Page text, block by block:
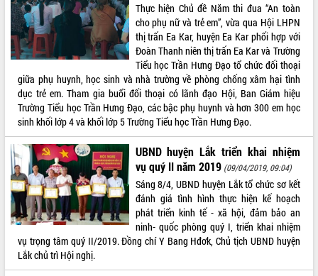
VIDEO
Không có file video nào để phát.
ALBUM ẢNH
Thực hiện Chủ đề Năm thi đua “An toàn
cho phụ nữ và trẻ em”, vừa qua Hội LHPN
thị trấn Ea Kar, huyện Ea Kar phối hợp với
Đoàn Thanh niên thị trấn Ea Kar và Trường
Tiểu học Trần Hưng Đạo tổ chức đối thoại
giữa phụ huynh, học sinh và nhà trường về phòng chống xâm hại tình
dục trẻ em. Tham gia buổi đối thoại có lãnh đạo Hội, Ban Giám hiệu
Trường Tiểu học Trần Hưng Đạo, các bậc phụ huynh và hơn 300 em học
sinh khối lớp 4 và khối lớp 5 Trường Tiểu học Trần Hưng Đạo.
UBND huyện Lắk triển khai nhiệm
vụ quý II năm 2019 (09/04/2019, 09:04)
Sáng 8/4, UBND huyện Lắk tổ chức sơ kết
đánh giá tình hình thực hiện kế hoạch
phát triển kinh tế - xã hội, đảm bảo an
ninh- quốc phòng quý I, triển khai nhiệm
vụ trọng tâm quý II/2019. Đồng chí Y Bang Hđơk, Chủ tịch UBND huyện
Lắk chủ trì Hội nghị.